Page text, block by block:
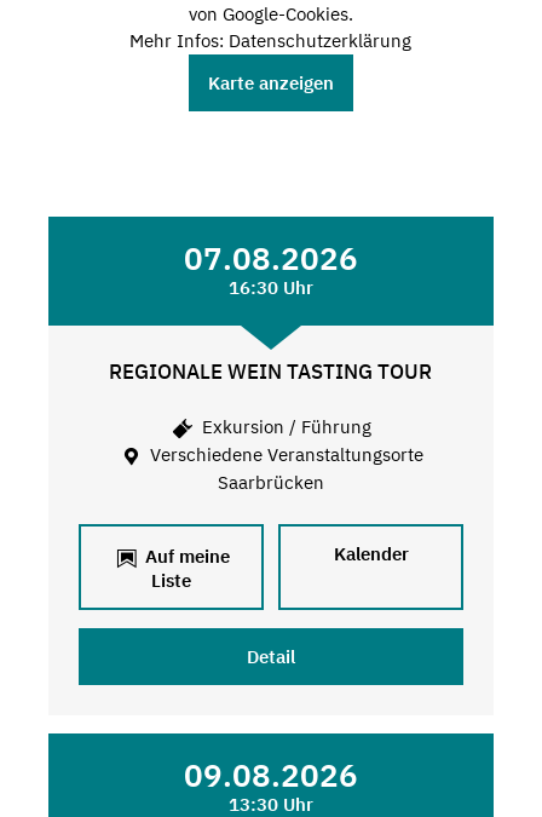
von Google-Cookies.
Mehr Infos: Datenschutzerklärung
Karte anzeigen
07.08.2026
16:30 Uhr
REGIONALE WEIN TASTING TOUR
Exkursion / Führung
Verschiedene Veranstaltungsorte
Saarbrücken
Auf meine
Liste
Kalender
Detail
09.08.2026
13:30 Uhr